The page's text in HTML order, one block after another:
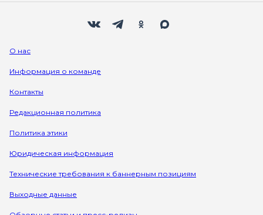
О нас
Информация о команде
Контакты
Редакционная политика
Политика этики
Юридическая информация
Технические требования к баннерным позициям
Выходные данные